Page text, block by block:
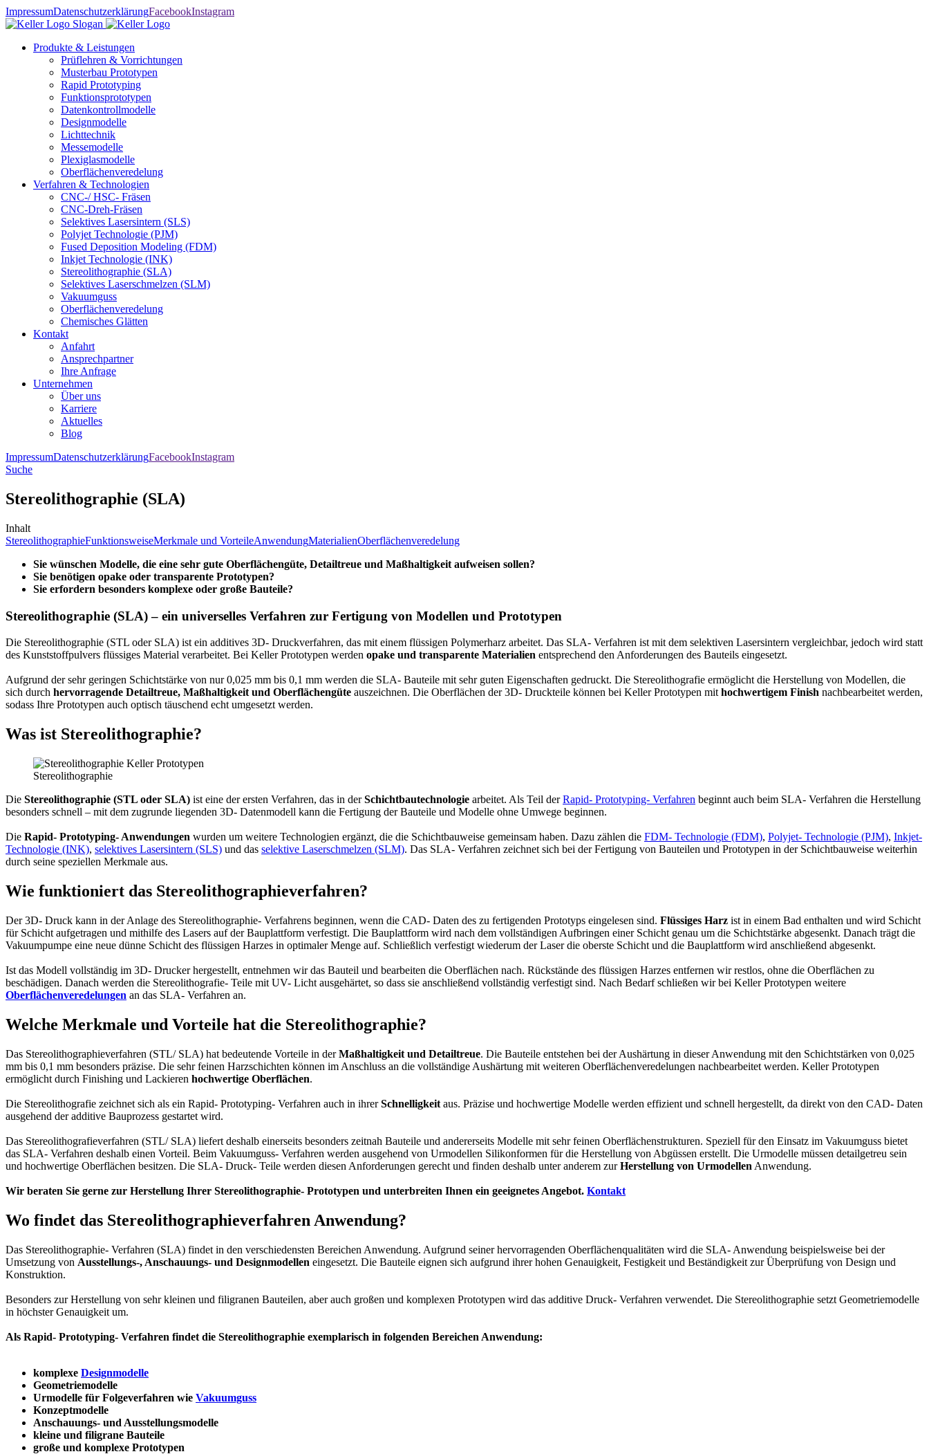
ImpressumDatenschutzerklärungFacebookInstagram
Produkte & Leistungen
Prüflehren & Vorrichtungen
Musterbau Prototypen
Rapid Prototyping
Funktionsprototypen
Datenkontrollmodelle
Designmodelle
Lichttechnik
Messemodelle
Plexiglasmodelle
Oberflächenveredelung
Verfahren & Technologien
CNC-/ HSC- Fräsen
CNC-Dreh-Fräsen
Selektives Lasersintern (SLS)
Polyjet Technologie (PJM)
Fused Deposition Modeling (FDM)
Inkjet Technologie (INK)
Stereolithographie (SLA)
Selektives Laserschmelzen (SLM)
Vakuumguss
Oberflächenveredelung
Chemisches Glätten
Kontakt
Anfahrt
Ansprechpartner
Ihre Anfrage
Unternehmen
Über uns
Karriere
Aktuelles
Blog
ImpressumDatenschutzerklärungFacebookInstagram
Suche
Stereolithographie (SLA)
Inhalt
StereolithographieFunktionsweiseMerkmale und VorteileAnwendungMaterialienOberflächenveredelung
Sie wünschen Modelle, die eine sehr gute Oberflächengüte, Detailtreue und Maßhaltigkeit aufweisen sollen?
Sie benötigen opake oder transparente Prototypen?
Sie erfordern besonders komplexe oder große Bauteile?
Stereolithographie (SLA) – ein universelles Verfahren zur Fertigung von Modellen und Prototypen
Die Stereolithographie (STL oder SLA) ist ein additives 3D- Druckverfahren, das mit einem flüssigen Polymerharz arbeitet. Das SLA- Verfahren ist mit dem selektiven Lasersintern vergleichbar, jedoch wird statt
des Kunststoffpulvers flüssiges Material verarbeitet. Bei Keller Prototypen werden opake und transparente Materialien entsprechend den Anforderungen des Bauteils eingesetzt.
Aufgrund der sehr geringen Schichtstärke von nur 0,025 mm bis 0,1 mm werden die SLA- Bauteile mit sehr guten Eigenschaften gedruckt. Die Stereolithografie ermöglicht die Herstellung von Modellen, die
sich durch hervorragende Detailtreue, Maßhaltigkeit und Oberflächengüte auszeichnen. Die Oberflächen der 3D- Druckteile können bei Keller Prototypen mit hochwertigem Finish nachbearbeitet werden,
sodass Ihre Prototypen auch optisch täuschend echt umgesetzt werden.
Was ist Stereolithographie?
Stereolithographie
Die Stereolithographie (STL oder SLA) ist eine der ersten Verfahren, das in derSchichtbautechnologie arbeitet. Als Teil derRapid- Prototyping- Verfahren beginnt auch beim SLA- Verfahren die Herstellung
besonders schnell – mit dem zugrunde liegenden 3D- Datenmodell kann die Fertigung der Bauteile und Modelle ohne Umwege beginnen.
Die Rapid- Prototyping- Anwendungen wurden um weitere Technologien ergänzt, die die Schichtbauweise gemeinsam haben. Dazu zählen die FDM- Technologie (FDM), Polyjet- Technologie (PJM), Inkjet-
Technologie (INK), selektives Lasersintern (SLS) und das selektive Laserschmelzen (SLM). Das SLA- Verfahren zeichnet sich bei der Fertigung von Bauteilen und Prototypen in der Schichtbauweise weiterhin
durch seine speziellen Merkmale aus.
Wie funktioniert das Stereolithographieverfahren?
Der 3D- Druck kann in der Anlage des Stereolithographie- Verfahrens beginnen, wenn die CAD- Daten des zu fertigenden Prototyps eingelesen sind. Flüssiges Harz ist in einem Bad enthalten und wird Schicht
für Schicht aufgetragen und mithilfe des Lasers auf der Bauplattform verfestigt. Die Bauplattform wird nach dem vollständigen Aufbringen einer Schicht genau um die Schichtstärke abgesenkt. Danach trägt die
Vakuumpumpe eine neue dünne Schicht des flüssigen Harzes in optimaler Menge auf. Schließlich verfestigt wiederum der Laser die oberste Schicht und die Bauplattform wird anschließend abgesenkt.
Ist das Modell vollständig im 3D- Drucker hergestellt, entnehmen wir das Bauteil und bearbeiten die Oberflächen nach. Rückstände des flüssigen Harzes entfernen wir restlos, ohne die Oberflächen zu
beschädigen. Danach werden die Stereolithografie- Teile mit UV- Licht ausgehärtet, so dass sie anschließend vollständig verfestigt sind. Nach Bedarf schließen wir bei Keller Prototypen weitere
Oberflächenveredelungen an das SLA- Verfahren an.
Welche Merkmale und Vorteile hat die Stereolithographie?
Das Stereolithographieverfahren (STL/ SLA) hat bedeutende Vorteile in derMaßhaltigkeit und Detailtreue. Die Bauteile entstehen bei der Aushärtung in dieser Anwendung mit den Schichtstärken von 0,025
mm bis 0,1 mm besonders präzise. Die sehr feinen Harzschichten können im Anschluss an die vollständige Aushärtung mit weiteren Oberflächenveredelungen nachbearbeitet werden. Keller Prototypen
ermöglicht durch Finishing und Lackieren hochwertige Oberflächen.
Die Stereolithografie zeichnet sich als ein Rapid- Prototyping- Verfahren auch in ihrerSchnelligkeit aus. Präzise und hochwertige Modelle werden effizient und schnell hergestellt, da direkt von den CAD- Daten
ausgehend der additive Bauprozess gestartet wird.
Das Stereolithografieverfahren (STL/ SLA) liefert deshalb einerseits besonders zeitnah Bauteile und andererseits Modelle mit sehr feinen Oberflächenstrukturen. Speziell für den Einsatz im Vakuumguss bietet
das SLA- Verfahren deshalb einen Vorteil. Beim Vakuumguss- Verfahren werden ausgehend von Urmodellen Silikonformen für die Herstellung von Abgüssen erstellt. Die Urmodelle müssen detailgetreu sein
und hochwertige Oberflächen besitzen. Die SLA- Druck- Teile werden diesen Anforderungen gerecht und finden deshalb unter anderem zurHerstellung von Urmodellen Anwendung.
Wir beraten Sie gerne zur Herstellung Ihrer Stereolithographie- Prototypen und unterbreiten Ihnen ein geeignetes Angebot. Kontakt
Wo findet das Stereolithographieverfahren Anwendung?
Das Stereolithographie- Verfahren (SLA) findet in den verschiedensten Bereichen Anwendung. Aufgrund seiner hervorragenden Oberflächenqualitäten wird die SLA- Anwendung beispielsweise bei der
Umsetzung von Ausstellungs-, Anschauungs- und Designmodellen eingesetzt. Die Bauteile eignen sich aufgrund ihrer hohen Genauigkeit, Festigkeit und Beständigkeit zur Überprüfung von Design und
Konstruktion.
Besonders zur Herstellung von sehr kleinen und filigranen Bauteilen, aber auch großen und komplexen Prototypen wird das additive Druck- Verfahren verwendet. Die Stereolithographie setzt Geometriemodelle
in höchster Genauigkeit um.
Als Rapid- Prototyping- Verfahren findet die Stereolithographie exemplarisch in folgenden Bereichen Anwendung:
komplexe Designmodelle
Geometriemodelle
Urmodelle für Folgeverfahren wie Vakuumguss
Konzeptmodelle
Anschauungs- und Ausstellungsmodelle
kleine und filigrane Bauteile
große und komplexe Prototypen